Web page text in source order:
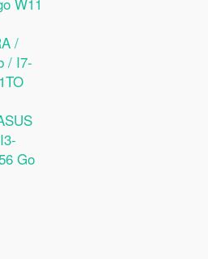
/
/ I7-
Go